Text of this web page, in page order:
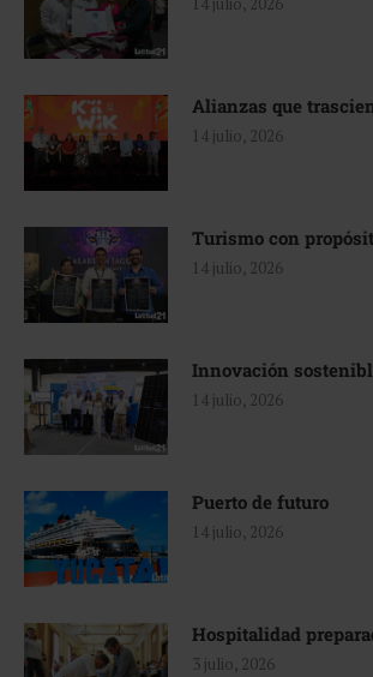
Alianzas que
14 julio, 2026
Turismo con
14 julio, 2026
Innovación
14 julio, 2026
Puerto de futuro
14 julio, 2026
Hospitalidad
3 julio, 2026